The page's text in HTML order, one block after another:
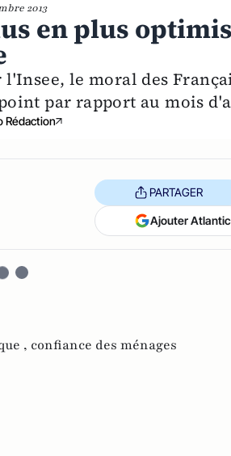
2013
en plus
le moral des
par rapport au mois
Rédaction
PARTAGER
Ajouter
, confiance des ménages